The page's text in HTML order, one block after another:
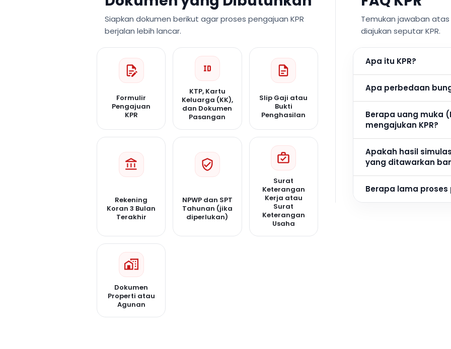
Siapkan dokumen berikut agar proses pengajuan KPR
berjalan lebih lancar.
Formulir
Pengajuan
KPR
KTP, Kartu
Keluarga (KK),
dan Dokumen
Pasangan
Slip Gaji atau
Bukti
Penghasilan
Rekening
Koran 3 Bulan
Terakhir
NPWP dan SPT
Tahunan (jika
diperlukan)
Surat
Keterangan
Kerja atau
Surat
Keterangan
Usaha
Dokumen
Properti atau
Agunan
Temukan jawaban
diajukan seputar KPR.
Apa itu KPR?
Apa perbedaan
Berapa uang muka
mengajukan KPR?
Apakah hasil
yang ditawarkan
Berapa lama proses